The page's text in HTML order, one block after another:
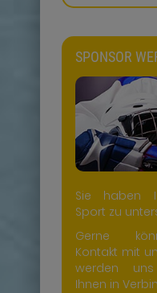
SPONSOR
Sie haben
Sport zu
Gerne
Kontakt mit
werden
Ihnen in